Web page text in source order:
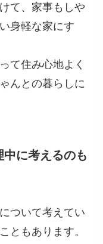
て、家事もしや
身軽な家にす
て住み心地よく
んとの暮らしに
に考えるのも
ついて考えてい
ともあります。